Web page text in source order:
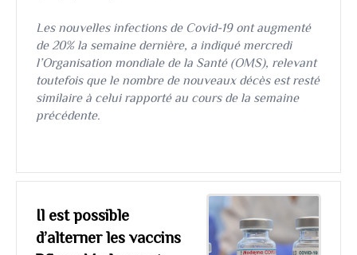
Les nouvelles infections de Covid-19 ont augmenté
de 20% la semaine dernière, a indiqué mercredi
l’Organisation mondiale de la Santé (OMS), relevant
toutefois que le nombre de nouveaux décès est resté
similaire à celui rapporté au cours de la semaine
précédente.
Il est possible
d’alterner les vaccins